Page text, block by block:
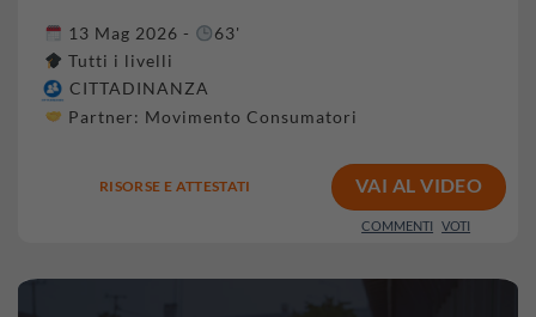
13 Mag 2026 -
63'
Tutti i livelli
CITTADINANZA
Partner: Movimento Consumatori
RISORSE E ATTESTATI VAI AL VIDEO
COMMENTI VOTI